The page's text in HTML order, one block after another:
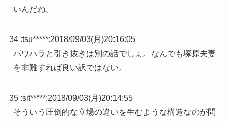
いんだね。
34 :tsu*****:2018/09/03(月)20:16:05
パワハラと引き抜きは別の話でしょ。なんでも塚原夫妻
を非難すれば良い訳ではない。
35 :sit*****:2018/09/03(月)20:14:55
そういう圧倒的な立場の違いを生むような構造なのが問